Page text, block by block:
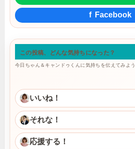
f Facebook
この投稿、どんな気持ちになった？
今日ちゃん＆キャンドゥくんに気持ちを伝えてみよう
いいね！
それな！
応援する！